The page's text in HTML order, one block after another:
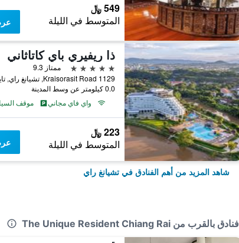
549 ﷼
المتوسط في الليلة
ذا ريفيري باي كاتاثاني
5 نجوم
ممتاز 9.3
1129 Kraisorasit Road, تشيانغ راي, تايلاند
0.0 كيلومتر عن وسط المدينة
واي فاي مجاني
موقف
223 ﷼
المتوسط في الليلة
شاهد المزيد من أهم الفنادق في تشيانغ راي
فنادق بالقرب من The Unique Resident Chiang Rai